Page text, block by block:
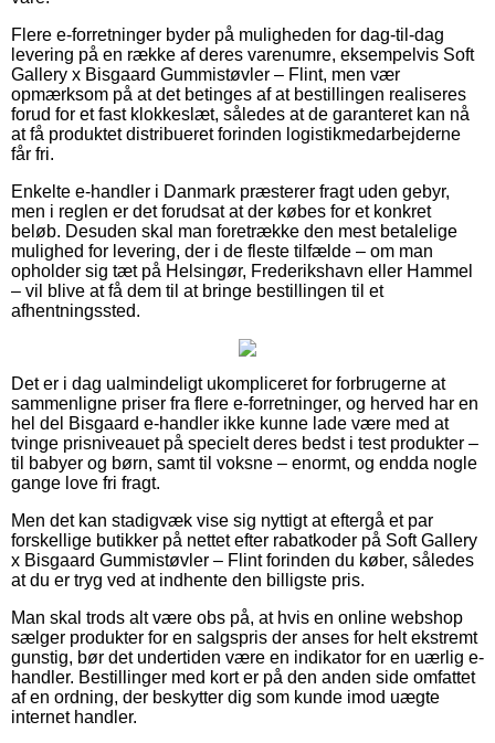
Flere e-forretninger byder på muligheden for dag-til-dag
levering på en række af deres varenumre, eksempelvis Soft
Gallery x Bisgaard Gummistøvler – Flint, men vær
opmærksom på at det betinges af at bestillingen realiseres
forud for et fast klokkeslæt, således at de garanteret kan nå
at få produktet distribueret forinden logistikmedarbejderne
får fri.
Enkelte e-handler i Danmark præsterer fragt uden gebyr,
men i reglen er det forudsat at der købes for et konkret
beløb. Desuden skal man foretrække den mest betalelige
mulighed for levering, der i de fleste tilfælde – om man
opholder sig tæt på Helsingør, Frederikshavn eller Hammel
– vil blive at få dem til at bringe bestillingen til et
afhentningssted.
Det er i dag ualmindeligt ukompliceret for forbrugerne at
sammenligne priser fra flere e-forretninger, og herved har en
hel del Bisgaard e-handler ikke kunne lade være med at
tvinge prisniveauet på specielt deres bedst i test produkter –
til babyer og børn, samt til voksne – enormt, og endda nogle
gange love fri fragt.
Men det kan stadigvæk vise sig nyttigt at eftergå et par
forskellige butikker på nettet efter rabatkoder på Soft Gallery
x Bisgaard Gummistøvler – Flint forinden du køber, således
at du er tryg ved at indhente den billigste pris.
Man skal trods alt være obs på, at hvis en online webshop
sælger produkter for en salgspris der anses for helt ekstremt
gunstig, bør det undertiden være en indikator for en uærlig e-
handler. Bestillinger med kort er på den anden side omfattet
af en ordning, der beskytter dig som kunde imod uægte
internet handler.